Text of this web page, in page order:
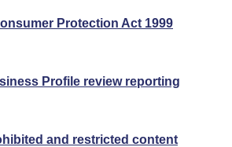
Protection Act 1999
Profile review reporting
and restricted content